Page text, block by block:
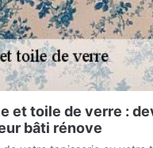
et toile de verre :
bâti rénove